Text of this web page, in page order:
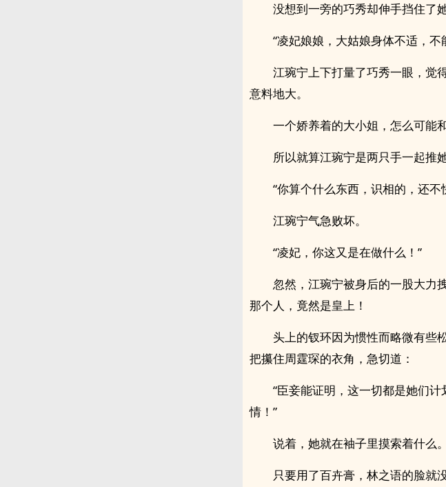
没想到一旁的巧秀却伸手挡住了她
“凌妃娘娘，大姑娘身体不适，不
江琬宁上下打量了巧秀一眼，觉
意料地大。
一个娇养着的大小姐，怎么可能
所以就算江琬宁是两只手一起推
“你算个什么东西，识相的，还不
江琬宁气急败坏。
“凌妃，你这又是在做什么！”
忽然，江琬宁被身后的一股大力
那个人，竟然是皇上！
头上的钗环因为惯性而略微有些
把攥住周霆琛的衣角，急切道：
“臣妾能证明，这一切都是她们
情！”
说着，她就在袖子里摸索着什么。
只要用了百卉膏，林之语的脸就